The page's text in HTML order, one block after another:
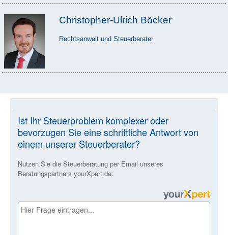
Christopher-Ulrich Böcker
Rechtsanwalt und Steuerberater